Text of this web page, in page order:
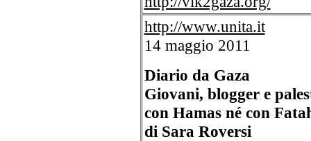
http://www.unita.it
14 maggio 2011
Diario da Gaza
Giovani, blogger e
con Hamas né con
di Sara Roversi